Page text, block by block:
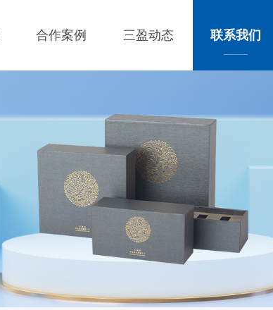
合作案例 三盈动态 联系我们